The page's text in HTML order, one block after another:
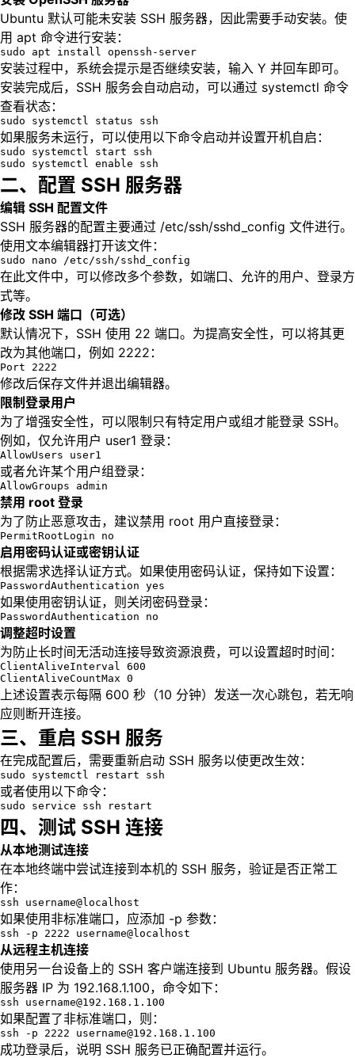
Ubuntu 默认可能未安装 SSH 服务器，因此需要手动安装。使
用 apt 命令进行安装：
sudo apt install openssh-server
安装过程中，系统会提示是否继续安装，输入 Y 并回车即可。
安装完成后，SSH 服务会自动启动，可以通过 systemctl 命令
查看状态：
sudo systemctl status ssh
如果服务未运行，可以使用以下命令启动并设置开机自启：
sudo systemctl start ssh
sudo systemctl enable ssh
二、配置 SSH 服务器
编辑 SSH 配置文件
SSH 服务器的配置主要通过 /etc/ssh/sshd_config 文件进行。
使用文本编辑器打开该文件：
sudo nano /etc/ssh/sshd_config
在此文件中，可以修改多个参数，如端口、允许的用户、登录方
式等。
修改 SSH 端口（可选）
默认情况下，SSH 使用 22 端口。为提高安全性，可以将其更
改为其他端口，例如 2222：
Port 2222
修改后保存文件并退出编辑器。
限制登录用户
为了增强安全性，可以限制只有特定用户或组才能登录 SSH。
例如，仅允许用户 user1 登录：
AllowUsers user1
或者允许某个用户组登录：
AllowGroups admin
禁用 root 登录
为了防止恶意攻击，建议禁用 root 用户直接登录：
PermitRootLogin no
启用密码认证或密钥认证
根据需求选择认证方式。如果使用密码认证，保持如下设置：
PasswordAuthentication yes
如果使用密钥认证，则关闭密码登录：
PasswordAuthentication no
调整超时设置
为防止长时间无活动连接导致资源浪费，可以设置超时时间：
ClientAliveInterval 600
ClientAliveCountMax 0
上述设置表示每隔 600 秒（10 分钟）发送一次心跳包，若无响
应则断开连接。
三、重启 SSH 服务
在完成配置后，需要重新启动 SSH 服务以使更改生效：
sudo systemctl restart ssh
或者使用以下命令：
sudo service ssh restart
四、测试 SSH 连接
从本地测试连接
在本地终端中尝试连接到本机的 SSH 服务，验证是否正常工
作：
ssh username@localhost
如果使用非标准端口，应添加 -p 参数：
ssh -p 2222 username@localhost
从远程主机连接
使用另一台设备上的 SSH 客户端连接到 Ubuntu 服务器。假设
服务器 IP 为 192.168.1.100，命令如下：
ssh username@192.168.1.100
如果配置了非标准端口，则：
ssh -p 2222 username@192.168.1.100
成功登录后，说明 SSH 服务已正确配置并运行。